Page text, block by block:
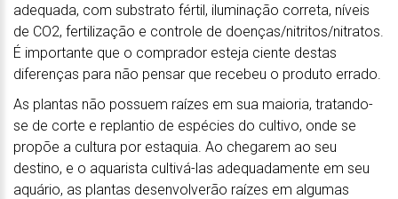
adequada, com substrato fértil, iluminação correta, níveis
de CO2, fertilização e controle de doenças/nitritos/nitratos.
É importante que o comprador esteja ciente destas
diferenças para não pensar que recebeu o produto errado.
As plantas não possuem raízes em sua maioria, tratando-
se de corte e replantio de espécies do cultivo, onde se
propõe a cultura por estaquia. Ao chegarem ao seu
destino, e o aquarista cultivá-las adequadamente em seu
aquário, as plantas desenvolverão raízes em algumas